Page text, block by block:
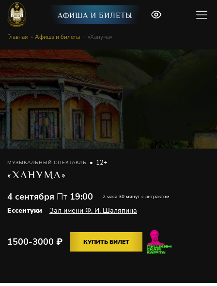
АФИША И БИЛЕТЫ
Главная Афиша и билеты «Ханума»
МУЗЫКАЛЬНЫЙ СПЕКТАКЛЬ 12+
«ХАНУМА»
4 сентября Пт 19:00 2 часа 30 минут с антрактом
Ессентуки Зал имени Ф. И. Шаляпина
1500-3000 ₽ КУПИТЬ БИЛЕТ